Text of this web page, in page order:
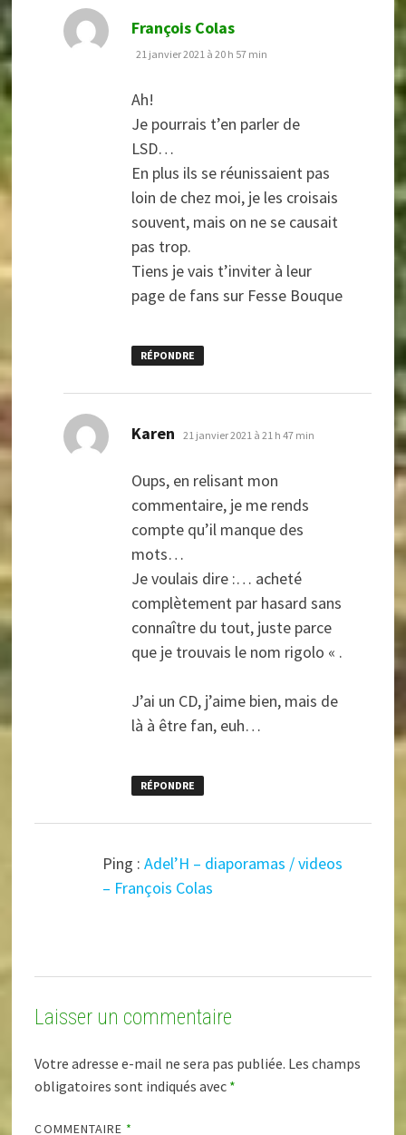
François Colas
21 janvier 2021 à 20 h 57 min
Ah!
Je pourrais t’en parler de
LSD…
En plus ils se réunissaient pas
loin de chez moi, je les croisais
souvent, mais on ne se causait
pas trop.
Tiens je vais t’inviter à leur
page de fans sur Fesse Bouque
RÉPONDRE
Karen dit :
21 janvier 2021 à 21 h 47 min
Oups, en relisant mon
commentaire, je me rends
compte qu’il manque des
mots…
Je voulais dire :… acheté
complètement par hasard sans
connaître du tout, juste parce
que je trouvais le nom rigolo « .
J’ai un CD, j’aime bien, mais de
là à être fan, euh…
RÉPONDRE
Ping :Adel’H – diaporamas / videos
– François Colas
Laisser un commentaire
Votre adresse e-mail ne sera pas publiée. Les champs
obligatoires sont indiqués avec *
COMMENTAIRE *